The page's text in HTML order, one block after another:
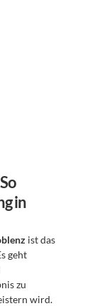
in
ist das
geht
zu
wird.